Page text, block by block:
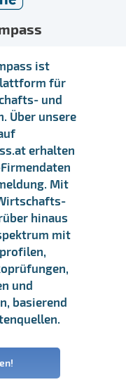
ist
für
und
Über unsere
erhalten
Mit
hinaus
mit
und
basierend